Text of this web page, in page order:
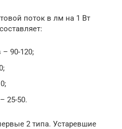
поток в лм на 1 Вт
– 90-120;
25-50.
2 типа. Устаревшие